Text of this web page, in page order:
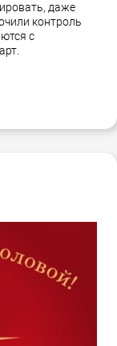
даже
контроль
с